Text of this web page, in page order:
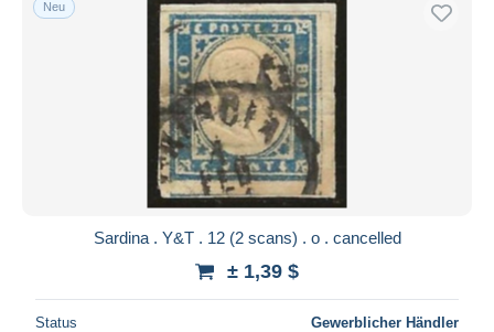
Kostenloser Versand
Zahlungsmethoden
PayPal
Banküberweisung
Mastercard
Bancontact
iDeal
Neu
Sardina . Y&T . 12 (2 scans) . o . cancelled
± 1,39 $
Status Gewerblicher Händler